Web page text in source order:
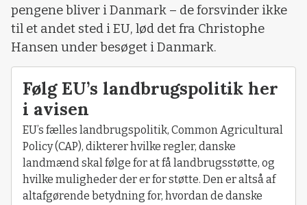
pengene bliver i Danmark – de forsvinder ikke
til et andet sted i EU, lød det fra Christophe
Hansen under besøget i Danmark.
Følg EU’s landbrugspolitik her
i avisen
EU’s fælles landbrugspolitik, Common Agricultural
Policy (CAP), dikterer hvilke regler, danske
landmænd skal følge for at få landbrugsstøtte, og
hvilke muligheder der er for støtte. Den er altså af
altafgørende betydning for, hvordan de danske